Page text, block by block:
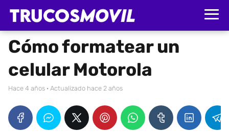
Cómo formatear un
celular Motorola
hace 4 años · Actualizado hace 2 años